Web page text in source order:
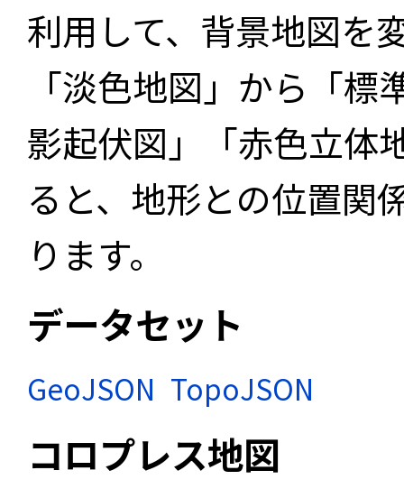
利用して、背景地図を
「淡色地図」から「
影起伏図」「赤色立体
ると、地形との位置関
ります。
データセット
GeoJSON TopoJSON
コロプレス地図